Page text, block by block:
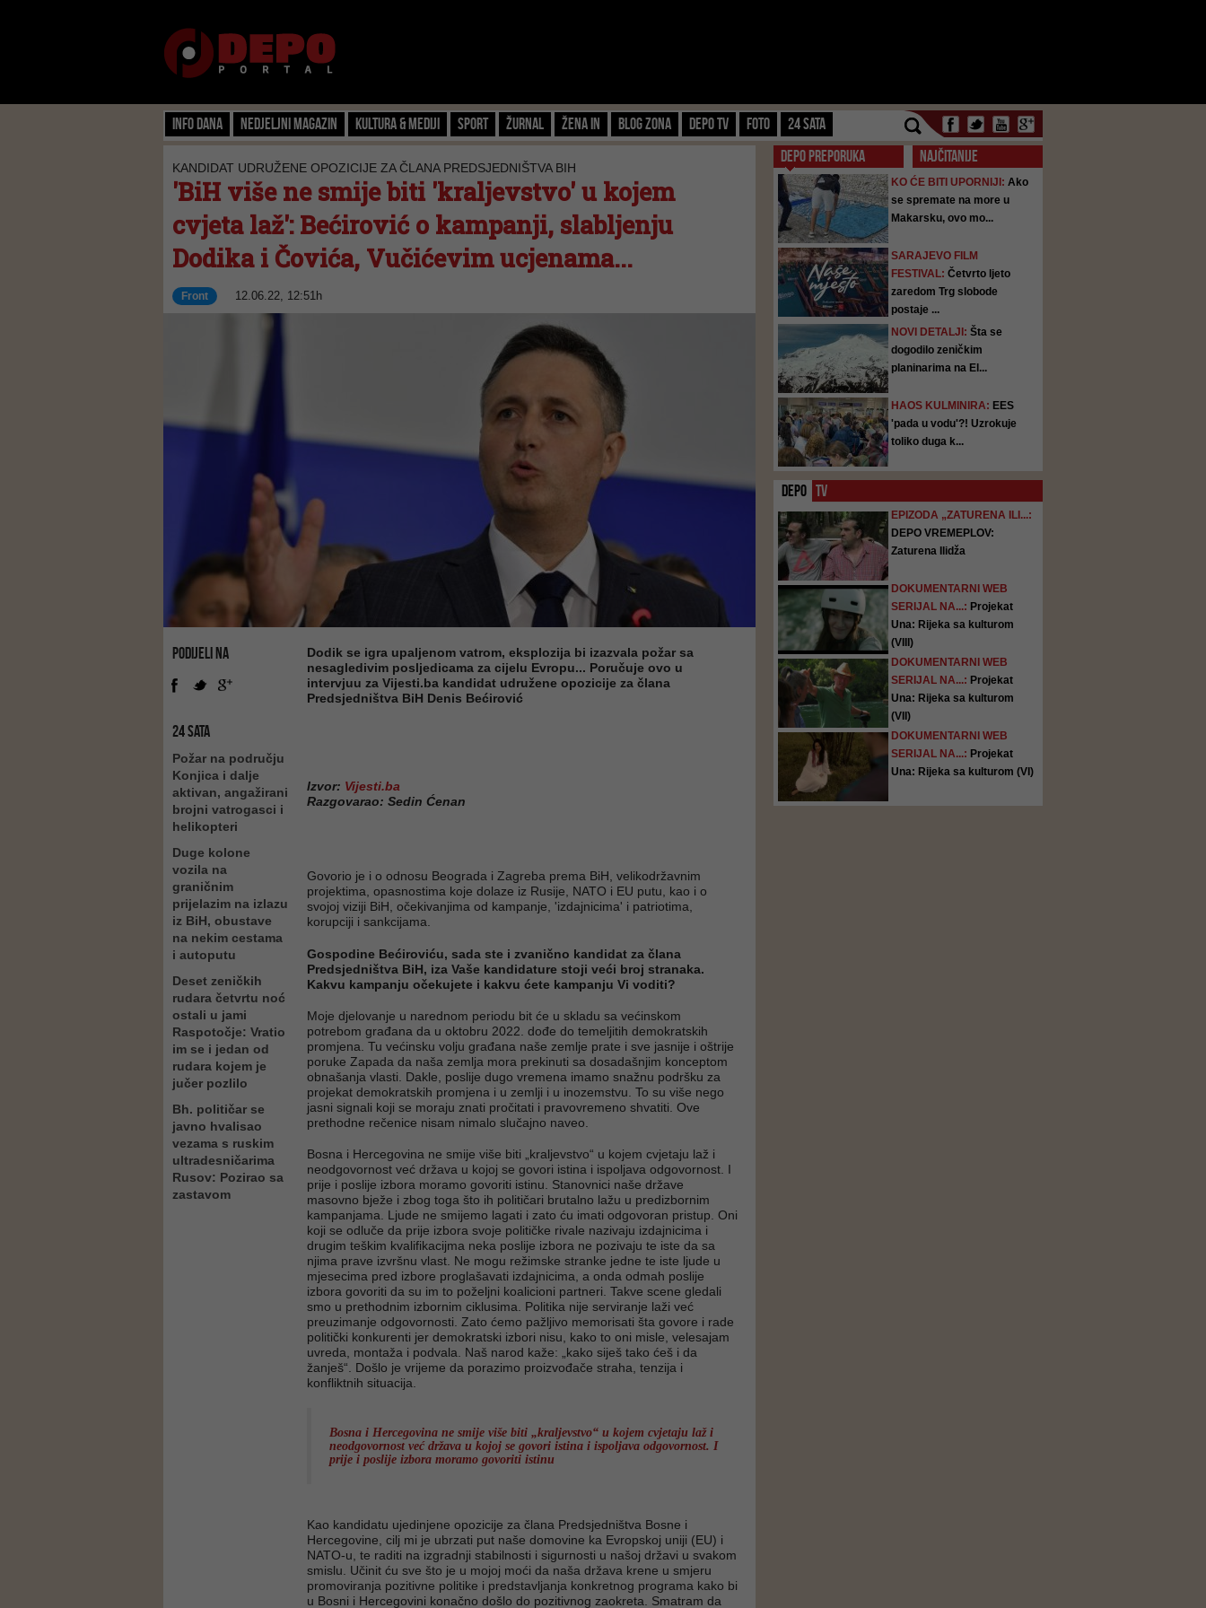
Info dana Nedjeljni magazin Kultura & Mediji Sport Žurnal Žena IN Blog zona Depo TV FOTO 24 SATA
KANDIDAT UDRUŽENE OPOZICIJE ZA ČLANA PREDSJEDNIŠTVA BIH
'BiH više ne smije biti 'kraljevstvo' u kojem
cvjeta laž': Bećirović o kampanji, slabljenju
Dodika i Čovića, Vučićevim ucjenama...
Front 12.06.22, 12:51h
PODIJELI NA
24 SATA
Požar na području
Konjica i dalje
aktivan, angažirani
brojni vatrogasci i
helikopteri
Duge kolone
vozila na
graničnim
prijelazim na izlazu
iz BiH, obustave
na nekim cestama
i autoputu
Deset zeničkih
rudara četvrtu noć
ostali u jami
Raspotočje: Vratio
im se i jedan od
rudara kojem je
jučer pozlilo
Bh. političar se
javno hvalisao
vezama s ruskim
ultradesničarima
Rusov: Pozirao sa
zastavom
Dodik se igra upaljenom vatrom, eksplozija bi izazvala požar sa
nesagledivim posljedicama za cijelu Evropu... Poručuje ovo u
intervjuu za Vijesti.ba kandidat udružene opozicije za člana
Predsjedništva BiH Denis Bećirović
Izvor: Vijesti.ba
Razgovarao: Sedin Ćenan
Govorio je i o odnosu Beograda i Zagreba prema BiH, velikodržavnim
projektima, opasnostima koje dolaze iz Rusije, NATO i EU putu, kao i o
svojoj viziji BiH, očekivanjima od kampanje, 'izdajnicima' i patriotima,
korupciji i sankcijama.
Gospodine Bećiroviću, sada ste i zvanično kandidat za člana
Predsjedništva BiH, iza Vaše kandidature stoji veći broj stranaka.
Kakvu kampanju očekujete i kakvu ćete kampanju Vi voditi?
Moje djelovanje u narednom periodu bit će u skladu sa većinskom
potrebom građana da u oktobru 2022. dođe do temeljitih demokratskih
promjena. Tu većinsku volju građana naše zemlje prate i sve jasnije i oštrije
poruke Zapada da naša zemlja mora prekinuti sa dosadašnjim konceptom
obnašanja vlasti. Dakle, poslije dugo vremena imamo snažnu podršku za
projekat demokratskih promjena i u zemlji i u inozemstvu. To su više nego
jasni signali koji se moraju znati pročitati i pravovremeno shvatiti. Ove
prethodne rečenice nisam nimalo slučajno naveo.
Bosna i Hercegovina ne smije više biti „kraljevstvo“ u kojem cvjetaju laž i
neodgovornost već država u kojoj se govori istina i ispoljava odgovornost. I
prije i poslije izbora moramo govoriti istinu. Stanovnici naše države
masovno bježe i zbog toga što ih političari brutalno lažu u predizbornim
kampanjama. Ljude ne smijemo lagati i zato ću imati odgovoran pristup. Oni
koji se odluče da prije izbora svoje političke rivale nazivaju izdajnicima i
drugim teškim kvalifikacijma neka poslije izbora ne pozivaju te iste da sa
njima prave izvršnu vlast. Ne mogu režimske stranke jedne te iste ljude u
mjesecima pred izbore proglašavati izdajnicima, a onda odmah poslije
izbora govoriti da su im to poželjni koalicioni partneri. Takve scene gledali
smo u prethodnim izbornim ciklusima. Politika nije serviranje laži već
preuzimanje odgovornosti. Zato ćemo pažljivo memorisati šta govore i rade
politički konkurenti jer demokratski izbori nisu, kako to oni misle, velesajam
uvreda, montaža i podvala. Naš narod kaže: „kako siješ tako ćeš i da
žanješ“. Došlo je vrijeme da porazimo proizvođače straha, tenzija i
konfliktnih situacija.
Bosna i Hercegovina ne smije više biti „kraljevstvo“ u kojem cvjetaju laž i
neodgovornost već država u kojoj se govori istina i ispoljava odgovornost. I
prije i poslije izbora moramo govoriti istinu
Kao kandidatu ujedinjene opozicije za člana Predsjedništva Bosne i
Hercegovine, cilj mi je ubrzati put naše domovine ka Evropskoj uniji (EU) i
NATO-u, te raditi na izgradnji stabilnosti i sigurnosti u našoj državi u svakom
smislu. Učinit ću sve što je u mojoj moći da naša država krene u smjeru
promoviranja pozitivne politike i predstavljanja konkretnog programa kako bi
u Bosni i Hercegovini konačno došlo do pozitivnog zaokreta. Smatram da
DEPO PREPORUKA NAJČITANIJE
KO ĆE BITI UPORNIJI: Ako
se spremate na more u
Makarsku, ovo mo...
SARAJEVO FILM
FESTIVAL: Četvrto ljeto
zaredom Trg slobode
postaje ...
NOVI DETALJI: Šta se
dogodilo zeničkim
planinarima na El...
HAOS KULMINIRA: EES
'pada u vodu'?! Uzrokuje
toliko duga k...
DEPO TV
EPIZODA „ZATURENA ILI...:
DEPO VREMEPLOV:
Zaturena Ilidža
DOKUMENTARNI WEB
SERIJAL NA...: Projekat
Una: Rijeka sa kulturom
(VIII)
DOKUMENTARNI WEB
SERIJAL NA...: Projekat
Una: Rijeka sa kulturom
(VII)
DOKUMENTARNI WEB
SERIJAL NA...: Projekat
Una: Rijeka sa kulturom (VI)